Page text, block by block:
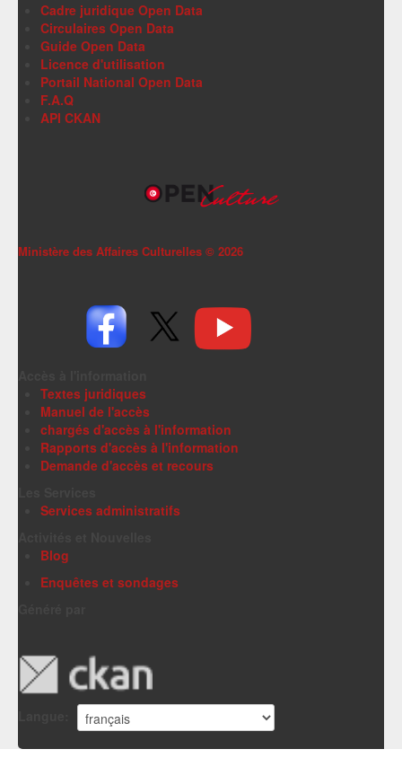
Cadre juridique Open Data
Circulaires Open Data
Guide Open Data
Licence d'utilisation
Portail National Open Data
F.A.Q
API CKAN
Ministère des Affaires Culturelles © 2026
Textes juridiques
Manuel de l'accès
chargés d'accès à l'information
Rapports d'accès à l'information
Demande d'accès et recours
Services administratifs
Blog
Enquêtes et sondages